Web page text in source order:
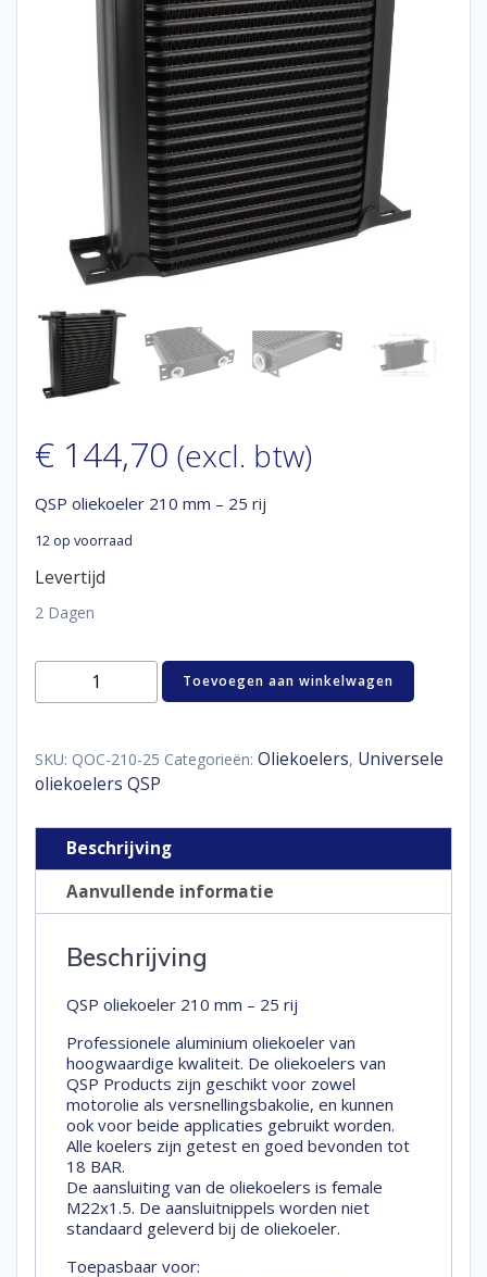
€ 144,70 (excl. btw)
QSP oliekoeler 210 mm – 25 rij
12 op voorraad
Levertijd
2 Dagen
QSP
oliekoeler
-
25
aantal
Toevoegen aan winkelwagen
SKU: QOC-210-25 Categorieën: Oliekoelers, Universele
oliekoelers QSP
Beschrijving
Aanvullende informatie
Beschrijving
QSP oliekoeler 210 mm – 25 rij
Professionele aluminium oliekoeler van
hoogwaardige kwaliteit. De oliekoelers van
QSP Products zijn geschikt voor zowel
motorolie als versnellingsbakolie, en kunnen
ook voor beide applicaties gebruikt worden.
Alle koelers zijn getest en goed bevonden tot
18 BAR.
De aansluiting van de oliekoelers is female
M22x1.5. De aansluitnippels worden niet
standaard geleverd bij de oliekoeler.
Toepasbaar voor: